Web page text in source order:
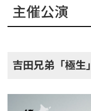
主催公演
吉田兄弟「極生」